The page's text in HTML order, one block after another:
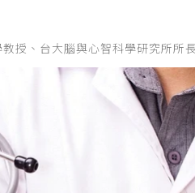
授、台大腦與心智科學研究所所